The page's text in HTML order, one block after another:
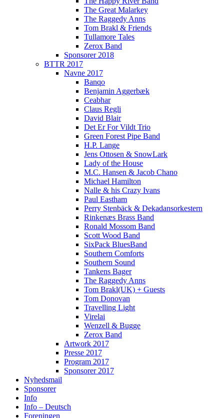
The Great Malarkey
The Raggedy Anns
Tom Brakl & Friends
Tullamore Tales
Zerox Band
Sponsorer 2018
BTTR 2017
Navne 2017
Banqo
Benjamin Aggerbæk
Ceabhar
Claus Regli
David Blair
Det Er For Vildt Trio
Green Forest Pipe Band
H.P. Lange
Jens Ottosen & SnowLark
Lady of the House
M.C. Hansen & Jacob Chano
Michael Hamilton
Nalle & his Crazy Ivans
Paul Eastham
Perry Stenbäck & Dekadansorkestern
Rinkenæs Brass Band
Ronald Mossom Band
Scott Wood Band
SixPack BluesBand
Southern Comforts
Southern Sound
Tankens Bager
The Raggedy Anns
Tom Brakl(UK) + Guests
Tom Donovan
Travelling Light
Virelai
Wenzell & Bugge
Zerox Band
Artwork 2017
Presse 2017
Program 2017
Sponsorer 2017
Nyhedsmail
Sponsorer
Info
Info – Deutsch
Foreningen